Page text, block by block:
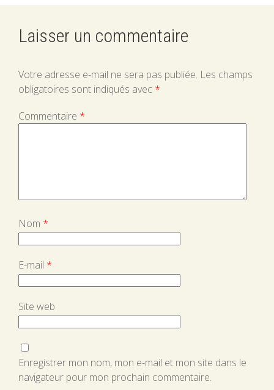
Laisser un commentaire
Votre adresse e-mail ne sera pas publiée. Les champs
obligatoires sont indiqués avec *
Commentaire *
Nom *
E-mail *
Site web
Enregistrer mon nom, mon e-mail et mon site dans le
navigateur pour mon prochain commentaire.